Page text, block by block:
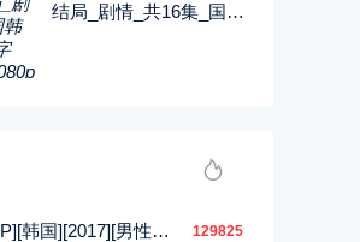
结局_剧情_共16集_国韩
[BD-720P][韩国][2017][男性的17种幻想][崔在焕/朴庆熙][韩语中字][MP4/1.5G][HD高清] 129825